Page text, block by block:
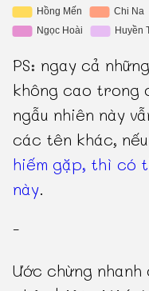
PS: ngay cả
không cao trong
ngẫu nhiên này
các tên khác,
hiếm gặp, thì có
này.
-
Ước chừng